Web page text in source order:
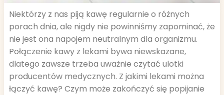
Niektórzy z nas piją kawę regularnie o różnych
porach dnia, ale nigdy nie powinniśmy zapominać, że
nie jest ona napojem neutralnym dla organizmu.
Połączenie kawy z lekami bywa niewskazane,
dlatego zawsze trzeba uważnie czytać ulotki
producentów medycznych. Z jakimi lekami można
łączyć kawę? Czym może zakończyć się popijanie